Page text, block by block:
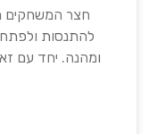
חצר המשחקים
להתנסות
ומהנה. יחד עם